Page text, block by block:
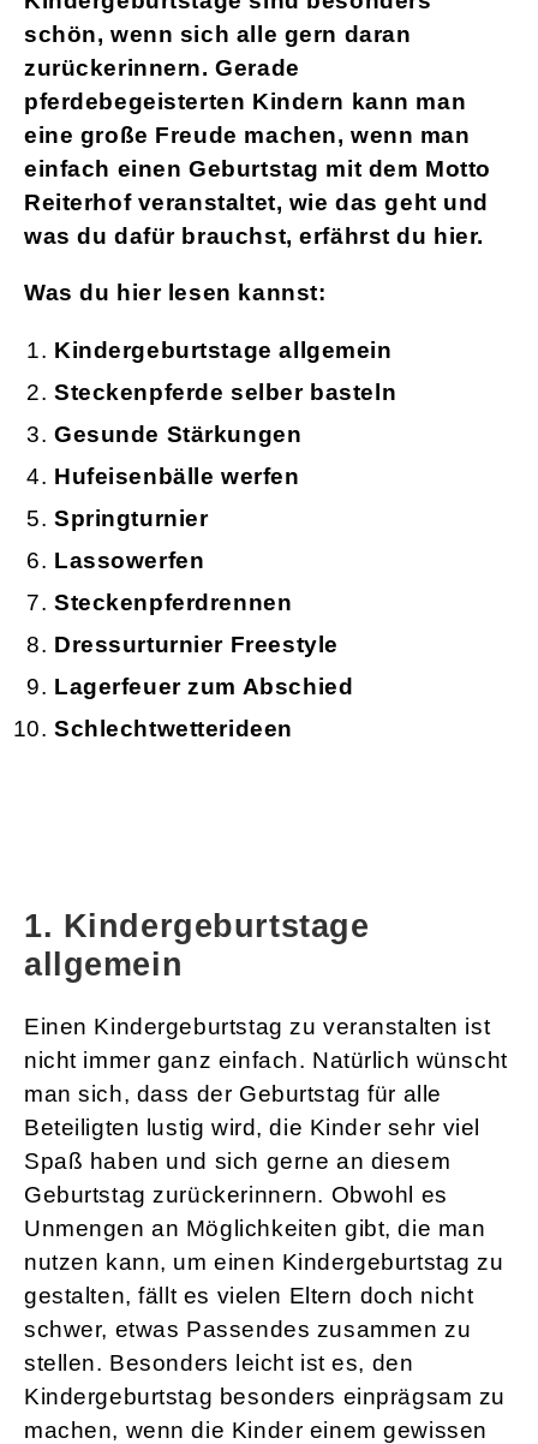
schön, wenn sich alle gern daran
zurückerinnern. Gerade
pferdebegeisterten Kindern kann man
eine große Freude machen, wenn man
einfach einen Geburtstag mit dem Motto
Reiterhof veranstaltet, wie das geht und
was du dafür brauchst, erfährst du hier.
Was du hier lesen kannst:
Kindergeburtstage allgemein
Steckenpferde selber basteln
Gesunde Stärkungen
Hufeisenbälle werfen
Springturnier
Lassowerfen
Steckenpferdrennen
Dressurturnier Freestyle
Lagerfeuer zum Abschied
Schlechtwetterideen
1. Kindergeburtstage
allgemein
Einen Kindergeburtstag zu veranstalten ist
nicht immer ganz einfach. Natürlich wünscht
man sich, dass der Geburtstag für alle
Beteiligten lustig wird, die Kinder sehr viel
Spaß haben und sich gerne an diesem
Geburtstag zurückerinnern. Obwohl es
Unmengen an Möglichkeiten gibt, die man
nutzen kann, um einen Kindergeburtstag zu
gestalten, fällt es vielen Eltern doch nicht
schwer, etwas Passendes zusammen zu
stellen. Besonders leicht ist es, den
Kindergeburtstag besonders einprägsam zu
machen, wenn die Kinder einem gewissen